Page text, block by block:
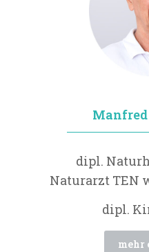
dipl.
Naturarzt TEN
dipl.
mehr